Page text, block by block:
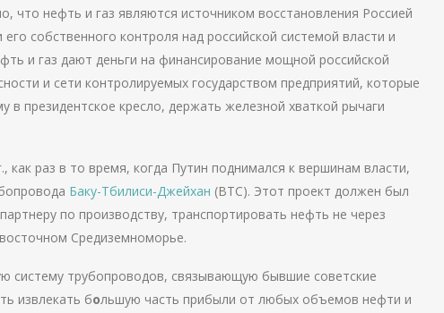
что нефть и газ являются источником восстановления Россией
собственного контроля над российской системой власти и
и газ дают деньги на финансирование мощной российской
и сети контролируемых государством предприятий, которые
президентское кресло, держать железной хваткой рычаги
., как раз в то время, когда Путин поднимался к вершинам власти,
Баку-Тбилиси-Джейхан (BTC). Этот проект должен был
по производству, транспортировать нефть не через
Средиземноморье.
систему трубопроводов, связывающую бывшие советские
извлекать большую часть прибыли от любых объемов нефти и